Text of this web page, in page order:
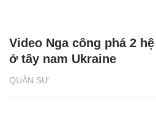
QUÂN SỰ
Video Nga công phá 2
ở tây nam Ukraine